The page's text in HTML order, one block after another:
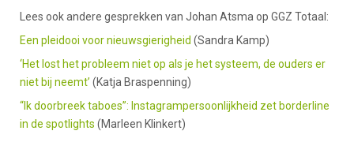
Lees ook andere gesprekken van Johan Atsma op GGZ Totaal:
Een pleidooi voor nieuwsgierigheid (Sandra Kamp)
‘Het lost het probleem niet op als je het systeem, de ouders er
niet bij neemt’ (Katja Braspenning)
“Ik doorbreek taboes”: Instagrampersoonlijkheid zet borderline
in de spotlights (Marleen Klinkert)